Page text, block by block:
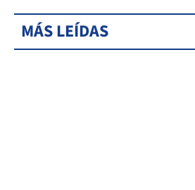
MÁS LEÍDAS